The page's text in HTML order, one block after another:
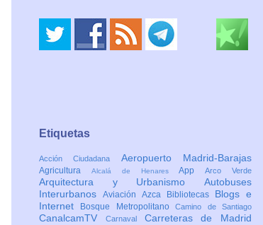
Etiquetas
Acción Ciudadana Aeropuerto Madrid-Barajas
Agricultura Alcalá de HenaresAppArco Verde
Arquitectura y Urbanismo Autobuses
Interurbanos Aviación Azca Bibliotecas Blogs e
Internet
Bosque MetropolitanoCamino de Santiago
CanalcamTV Carnaval Carreteras de Madrid